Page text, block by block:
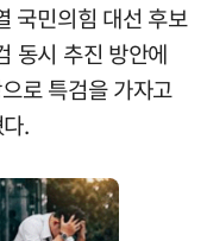
국민의힘 대선 후보
동시 추진 방안에
로 특검을 가자고
.